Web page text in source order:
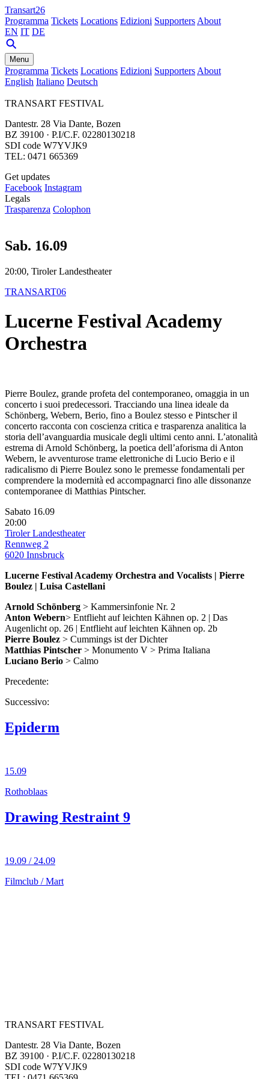
Transart26
Programma Tickets Locations Edizioni Supporters About
EN IT DE
Menu
Programma Tickets Locations Edizioni Supporters About
English Italiano Deutsch
TRANSART FESTIVAL
Dantestr. 28 Via Dante, Bozen
BZ 39100 · P.I/C.F. 02280130218
SDI code W7YVJK9
TEL: 0471 665369
Get updates
Facebook Instagram
Legals
Trasparenza Colophon
Sab. 16.09
20:00, Tiroler Landestheater
TRANSART06
Lucerne Festival Academy
Orchestra
Pierre Boulez, grande profeta del contemporaneo, omaggia in un
concerto i suoi predecessori. Tracciando una linea ideale da
Schönberg, Webern, Berio, fino a Boulez stesso e Pintscher il
concerto racconta con coscienza critica e trasparenza analitica la
storia dell’avanguardia musicale degli ultimi cento anni. L’atonalità
estrema di Arnold Schönberg, la poetica dell’aforisma di Anton
Webern, le avventurose trame elettroniche di Lucio Berio e il
radicalismo di Pierre Boulez sono le premesse fondamentali per
comprendere la modernità ed accompagnarci fino alle dissonanze
contemporanee di Matthias Pintscher.
Sabato 16.09
20:00
Tiroler Landestheater
Rennweg 2
6020 Innsbruck
Lucerne Festival Academy Orchestra and Vocalists | Pierre
Boulez | Luisa Castellani
Arnold Schönberg > Kammersinfonie Nr. 2
Anton Webern> Entflieht auf leichten Kähnen op. 2 | Das
Augenlicht op. 26 | Entflieht auf leichten Kähnen op. 2b
Pierre Boulez > Cummings ist der Dichter
Matthias Pintscher > Monumento V > Prima Italiana
Luciano Berio > Calmo
Precedente:
Successivo:
Epiderm
15.09
Rothoblaas
Drawing Restraint 9
19.09 / 24.09
Filmclub / Mart
TRANSART FESTIVAL
Dantestr. 28 Via Dante, Bozen
BZ 39100 · P.I/C.F. 02280130218
SDI code W7YVJK9